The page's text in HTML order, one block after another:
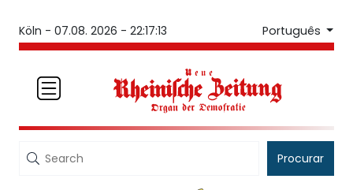
Köln - 07.08. 2026 - 22:17:13 Português
Procurar